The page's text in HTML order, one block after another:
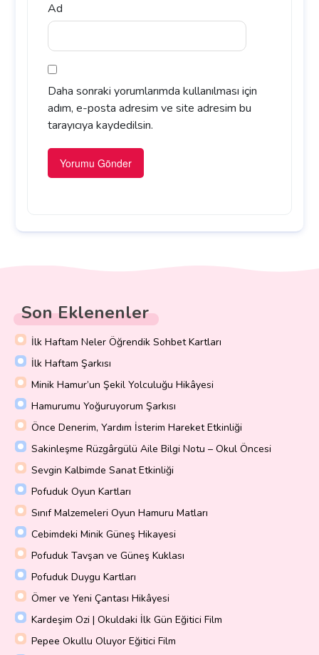
Ad
Daha sonraki yorumlarımda kullanılması için
adım, e-posta adresim ve site adresim bu
tarayıcıya kaydedilsin.
Son Eklenenler
İlk Haftam Neler Öğrendik Sohbet Kartları
İlk Haftam Şarkısı
Minik Hamur’un Şekil Yolculuğu Hikâyesi
Hamurumu Yoğuruyorum Şarkısı
Önce Denerim, Yardım İsterim Hareket Etkinliği
Sakinleşme Rüzgârgülü Aile Bilgi Notu – Okul Öncesi
Sevgin Kalbimde Sanat Etkinliği
Pofuduk Oyun Kartları
Sınıf Malzemeleri Oyun Hamuru Matları
Cebimdeki Minik Güneş Hikayesi
Pofuduk Tavşan ve Güneş Kuklası
Pofuduk Duygu Kartları
Ömer ve Yeni Çantası Hikâyesi
Kardeşim Ozi | Okuldaki İlk Gün Eğitici Film
Pepee Okullu Oluyor Eğitici Film